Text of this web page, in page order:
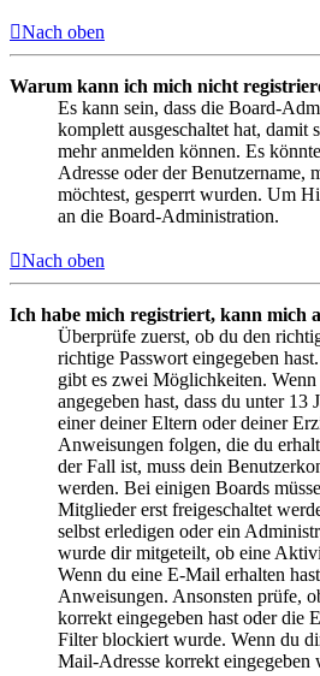
Nach oben
Warum kann ich mich nicht
Es kann sein, dass die Board-
komplett ausgeschaltet hat, damit
mehr anmelden können. Es
Adresse oder der Benutzername,
möchtest, gesperrt wurden. Um
an die Board-Administration.
Nach oben
Ich habe mich registriert, kann mich
Überprüfe zuerst, ob du den
richtige Passwort eingegeben
gibt es zwei Möglichkeiten. Wenn
angegeben hast, dass du unter 13
einer deiner Eltern oder deiner
Anweisungen folgen, die du
der Fall ist, muss dein
werden. Bei einigen Boards
Mitglieder erst freigeschaltet
selbst erledigen oder ein
wurde dir mitgeteilt, ob eine
Wenn du eine E-Mail erhalten
Anweisungen. Ansonsten prüfe,
korrekt eingegeben hast oder die
Filter blockiert wurde. Wenn du
Mail-Adresse korrekt eingegeben